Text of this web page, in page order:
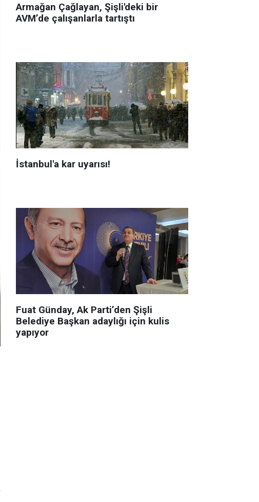
Armağan Çağlayan, Şişli'deki bir
AVM’de çalışanlarla tartıştı
İstanbul'a kar uyarısı!
Fuat Günday, Ak Parti’den Şişli
Belediye Başkan adaylığı için kulis
yapıyor